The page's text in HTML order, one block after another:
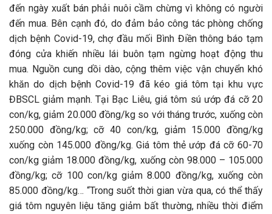
đến ngày xuất bán phải nuôi cầm chừng vì không có người
đến mua. Bên cạnh đó, do đảm bảo công tác phòng chống
dịch bệnh Covid-19, chợ đầu mối Bình Điền thông báo tạm
đóng cửa khiến nhiều lái buôn tạm ngừng hoạt động thu
mua. Nguồn cung dồi dào, cộng thêm việc vận chuyển khó
khăn do dịch bệnh Covid-19 đã kéo giá tôm tại khu vực
ĐBSCL giảm mạnh. Tại Bạc Liêu, giá tôm sú ướp đá cỡ 20
con/kg, giảm 20.000 đồng/kg so với tháng trước, xuống còn
250.000 đồng/kg; cỡ 40 con/kg, giảm 15.000 đồng/kg
xuống còn 145.000 đồng/kg. Giá tôm thẻ ướp đá cỡ 60-70
con/kg giảm 18.000 đồng/kg, xuống còn 98.000 – 105.000
đồng/kg; cỡ 100 con/kg giảm 8.000 đồng/kg, xuống còn
85.000 đồng/kg… “Trong suốt thời gian vừa qua, có thể thấy
giá tôm nguyên liệu tăng giảm bất thường, nhiều thời điểm